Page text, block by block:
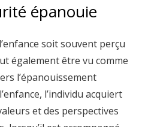
épanouie
soit souvent perçu
également être vu comme
l’épanouissement
l’individu acquiert
et des perspectives